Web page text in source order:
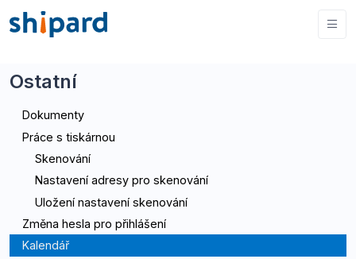
Ostatní
Dokumenty
Práce s tiskárnou
Skenování
Nastavení adresy pro skenování
Uložení nastavení skenování
Změna hesla pro přihlášení
Kalendář